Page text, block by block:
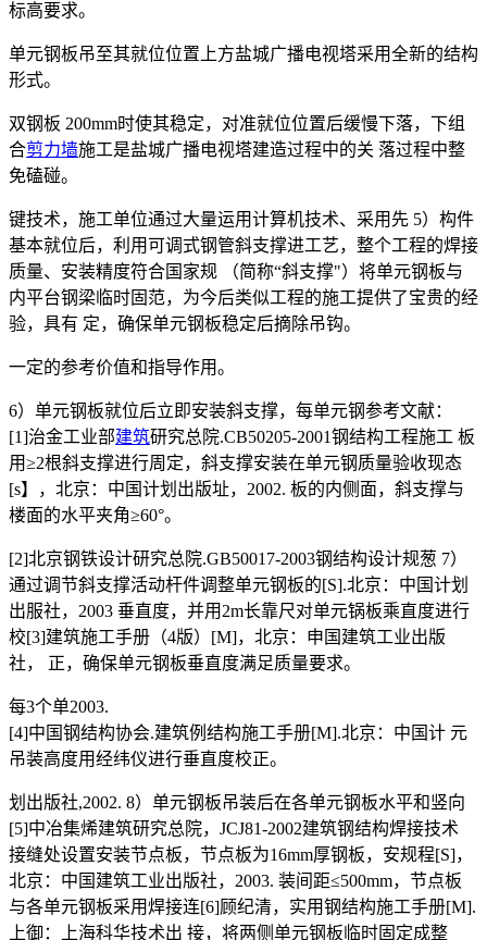
标高要求。
单元钢板吊至其就位位置上方盐城广播电视塔采用全新的结构
形式。
双钢板 200mm时使其稳定，对准就位位置后缓慢下落，下组
合剪力墙施工是盐城广播电视塔建造过程中的关 落过程中整
免磕碰。
键技术，施工单位通过大量运用计算机技术、采用先 5）构件
基本就位后，利用可调式钢管斜支撑进工艺，整个工程的焊接
质量、安装精度符合国家规 （简称“斜支撑"）将单元钢板与
内平台钢梁临时固范，为今后类似工程的施工提供了宝贵的经
验，具有 定，确保单元钢板稳定后摘除吊钩。
一定的参考价值和指导作用。
6）单元钢板就位后立即安装斜支撑，每单元钢参考文献：
[1]治金工业部建筑研究总院.CB50205-2001钢结构工程施工 板
用≥2根斜支撑进行周定，斜支撑安装在单元钢质量验收现态
[s】，北京：中国计划出版址，2002. 板的内侧面，斜支撑与
楼面的水平夹角≥60°。
[2]北京钢铁设计研究总院.GB50017-2003钢结构设计规葱 7）
通过调节斜支撑活动杆件调整单元钢板的[S].北京：中国计划
出服社，2003 垂直度，并用2m长靠尺对单元锅板乘直度进行
校[3]建筑施工手册（4版）[M]，北京：申国建筑工业出版
社， 正，确保单元钢板垂直度满足质量要求。
每3个单2003.
[4]中国钢结构协会.建筑例结构施工手册[M].北京：中国计 元
吊装高度用经纬仪进行垂直度校正。
划出版社,2002. 8）单元钢板吊装后在各单元钢板水平和竖向
[5]中冶集烯建筑研究总院，JCJ81-2002建筑钢结构焊接技术
接缝处设置安装节点板，节点板为16mm厚钢板，安规程[S]，
北京：中国建筑工业出版社，2003. 装间距≤500mm，节点板
与各单元钢板采用焊接连[6]顾纪清，实用钢结构施工手册[M].
上御：上海科华技术出 接，将两侧单元钢板临时固定成整